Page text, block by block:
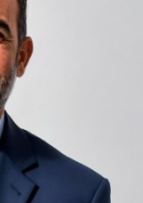
din coridorul
online,
servicii și
pardoseala
simplu senzația